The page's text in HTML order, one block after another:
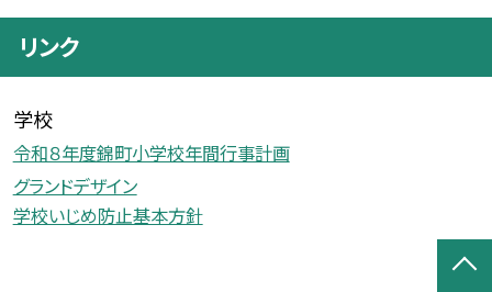
リンク
学校
令和８年度錦町小学校年間行事計画
グランドデザイン
学校いじめ防止基本方針